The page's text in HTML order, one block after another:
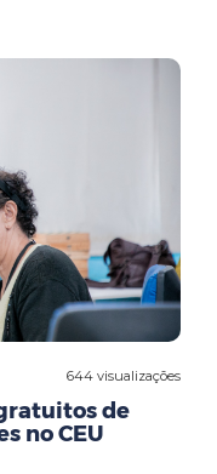
644 visualizações
de
no CEU